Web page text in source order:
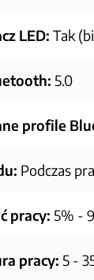
LED: Tak
5.0
profile
Podczas
pracy: 5% -
pracy: 5 -